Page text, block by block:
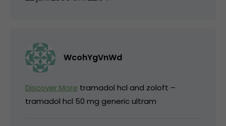
WcohYgVnWd
Discover More tramadol hcl and zoloft –
tramadol hcl 50 mg generic ultram